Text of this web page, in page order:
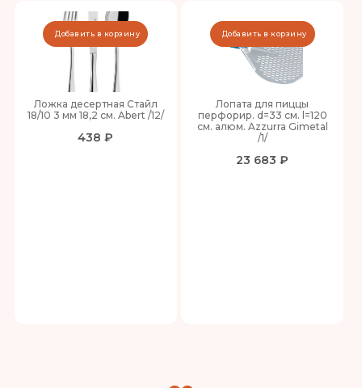
Ложка десертная Стайл
18/10 3 мм 18,2 см. Abert /12/
438 ₽
Добавить в корзину
Лопата для пиццы
перфорир. d=33 см. l=120
см. алюм. Azzurra Gimetal
/1/
23 683 ₽
Добавить в корзину